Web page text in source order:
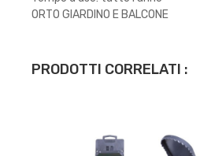
ORTO GIARDINO E BALCONE
PRODOTTI CORRELATI :